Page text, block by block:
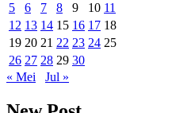
5
6 7 8 9 10 11
12 13 14 15 16 17 18
19 20 21 22 23 24 25
26 27 28 29 30
« Mei
Jul »